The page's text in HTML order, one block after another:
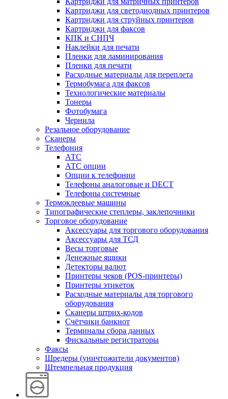
Картриджи для светодиодных принтеров
Картриджи для струйных принтеров
Картриджи для факсов
КПК и СНПЧ
Наклейки для печати
Пленки для ламинирования
Пленки для печати
Расходные материалы для переплета
Термобумага для факсов
Технологические материалы
Тонеры
Фотобумага
Чернила
Резальное оборудование
Сканеры
Телефония
АТС
АТС опции
Опции к телефонии
Телефоны аналоговые и DECT
Телефоны системные
Термоклеевые машины
Типографические степлеры, заклепочники
Торговое оборудование
Аксессуары для торгового оборудования
Аксессуары для ТСД
Весы торговые
Денежные ящики
Детекторы валют
Принтеры чеков (POS-принтеры)
Принтеры этикеток
Расходные материалы для торгового
оборудования
Сканеры штрих-кодов
Счётчики банкнот
Терминалы сбора данных
Фискальные регистраторы
Факсы
Шредеры (уничтожители документов)
Штемпельная продукция